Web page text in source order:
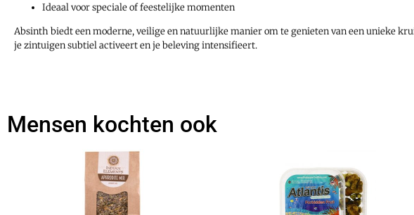
Ideaal voor speciale of feestelijke momenten
Absinth biedt een moderne, veilige en natuurlijke manier om te genieten van een unieke
je zintuigen subtiel activeert en je beleving intensifieert.
Mensen kochten ook